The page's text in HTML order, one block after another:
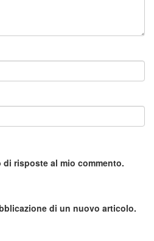
risposte al mio commento.
di un nuovo articolo.